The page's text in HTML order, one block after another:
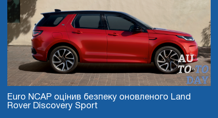
Euro NCAP оцінив безпеку оновленого Land
Rover Discovery Sport